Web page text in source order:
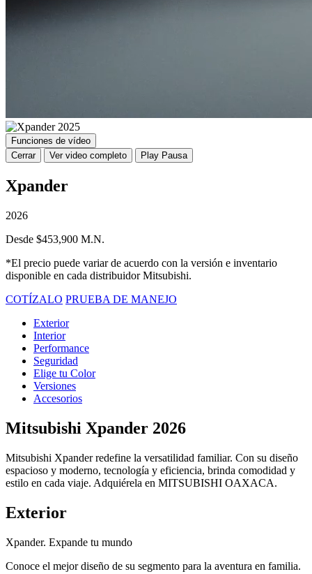
Funciones de vídeo
Cerrar
Ver video completo Play Pausa
Xpander
2026
Desde $453,900 M.N.
*El precio puede variar de acuerdo con la versión e inventario
disponible en cada distribuidor Mitsubishi.
COTÍZALO PRUEBA DE MANEJO
Exterior
Interior
Performance
Seguridad
Elige tu Color
Versiones
Accesorios
Mitsubishi Xpander 2026
Mitsubishi Xpander redefine la versatilidad familiar. Con su diseño
espacioso y moderno, tecnología y eficiencia, brinda comodidad y
estilo en cada viaje. Adquiérela en MITSUBISHI OAXACA.
Exterior
Xpander. Expande tu mundo
Conoce el mejor diseño de su segmento para la aventura en familia.